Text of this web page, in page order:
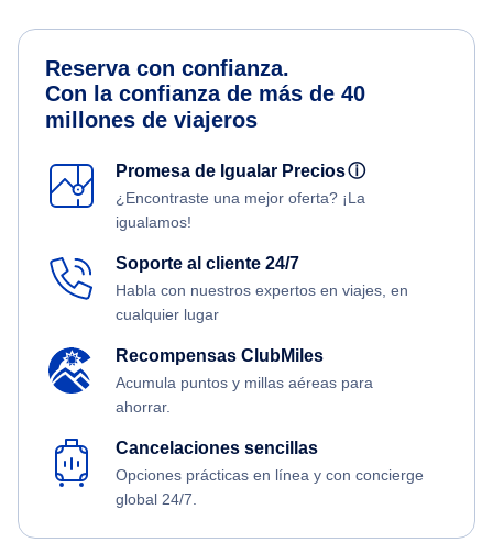
Reserva con confianza.
Con la confianza de más de 40
millones de viajeros
Promesa de Igualar Preciosⓘ
¿Encontraste una mejor oferta? ¡La
igualamos!
Soporte al cliente 24/7
Habla con nuestros expertos en viajes, en
cualquier lugar
Recompensas ClubMiles
Acumula puntos y millas aéreas para
ahorrar.
Cancelaciones sencillas
Opciones prácticas en línea y con concierge
global 24/7.